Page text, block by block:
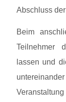
Abschluss
Beim
Teilnehmer
lassen und